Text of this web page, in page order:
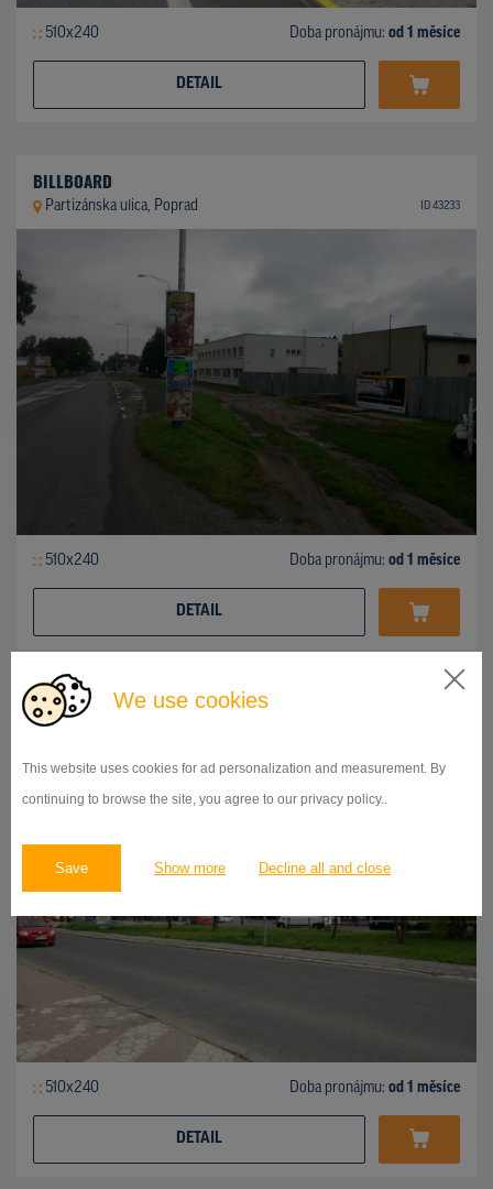
We use cookies
This website uses cookies for ad personalization and measurement. By
continuing to browse the site, you agree to our privacy policy..
Save Show more Decline all and close
510x240 Doba pronájmu: od 1 měsíce
DETAIL
BILLBOARD
Partizánska ulica, Poprad ID 43233
510x240 Doba pronájmu: od 1 měsíce
DETAIL
BILLBOARD
510x240 Doba pronájmu: od 1 měsíce
DETAIL